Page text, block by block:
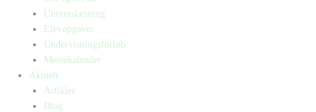
Universlæsning
Elevopgaver
Undervisningsforløb
Messekalender
Aktuelt
Artikler
Blog